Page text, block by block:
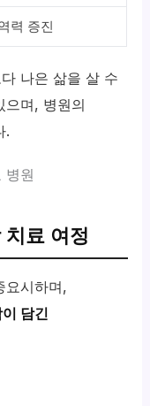
력 증진
나은 삶을 살 수
으며, 병원의
.
료 여정
요시하며,
담긴